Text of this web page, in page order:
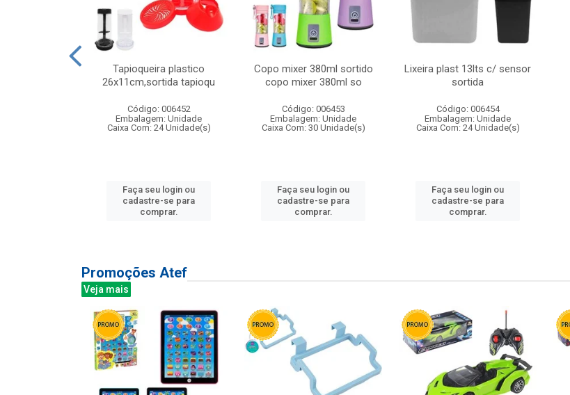
Tapioqueira plastico
26x11cm,sortida tapioqu
Código: 006452
Embalagem: Unidade
Caixa Com: 24 Unidade(s)
Faça seu login ou
cadastre-se para
comprar.
Copo mixer 380ml sortido
copo mixer 380ml so
Código: 006453
Embalagem: Unidade
Caixa Com: 30 Unidade(s)
Faça seu login ou
cadastre-se para
comprar.
Lixeira plast 13lts c/ sensor
sortida
Código: 006454
Embalagem: Unidade
Caixa Com: 24 Unidade(s)
Faça seu login ou
cadastre-se para
comprar.
Promoções Atef
Veja mais